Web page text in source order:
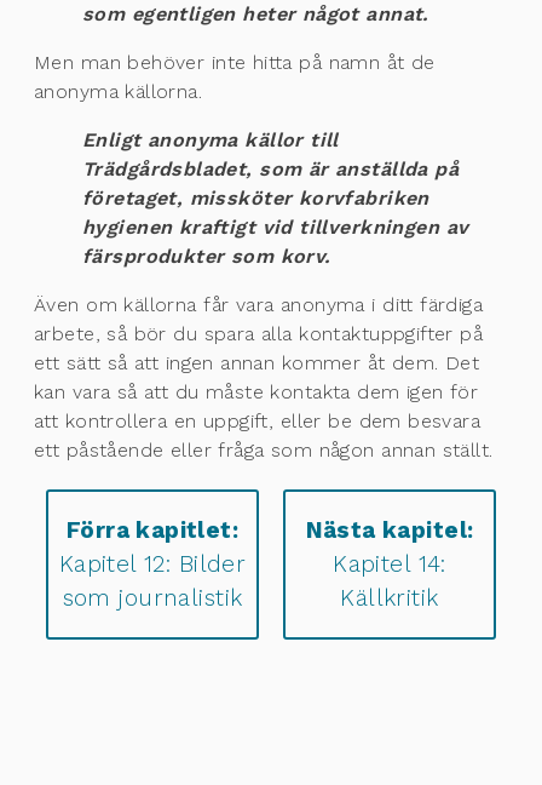
som egentligen heter något annat.
Men man behöver inte hitta på namn åt de
anonyma källorna.
Enligt anonyma källor till
Trädgårdsbladet, som är anställda på
företaget, missköter korvfabriken
hygienen kraftigt vid tillverkningen av
färsprodukter som korv.
Även om källorna får vara anonyma i ditt färdiga
arbete, så bör du spara alla kontaktuppgifter på
ett sätt så att ingen annan kommer åt dem. Det
kan vara så att du måste kontakta dem igen för
att kontrollera en uppgift, eller be dem besvara
ett påstående eller fråga som någon annan ställt.
Förra kapitlet:
Kapitel 12: Bilder
som journalistik
Nästa kapitel:
Kapitel 14:
Källkritik